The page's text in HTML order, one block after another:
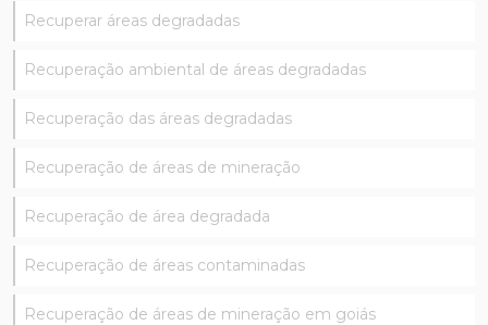
Recuperar áreas degradadas
Recuperação ambiental de áreas degradadas
Recuperação das áreas degradadas
Recuperação de áreas de mineração
Recuperação de área degradada
Recuperação de áreas contaminadas
Recuperação de áreas de mineração em goiás